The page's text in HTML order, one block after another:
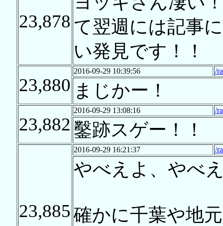
23,878 て翌週には記事
い発見です！！
23,880
2016-09-29 10:39:56 /
まじかー！
23,882
2016-09-29 13:08:16 /
鑿跡スゲー！！
23,885
2016-09-29 16:21:37 /
やべえよ、やべ
確かに千葉や地